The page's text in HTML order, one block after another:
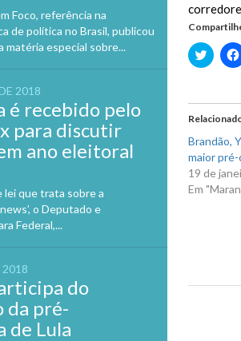
Foco, referência na
de política no Brasil, publicou
matéria especial sobre...
2018
é recebido pelo
para discutir
ano eleitoral
que trata sobre a
o Deputado e
Federal,...
2018
do
da pré-
de Lula
Clique
para
em
nova
janela)
Brandão,
maior pré-
19 de
Em